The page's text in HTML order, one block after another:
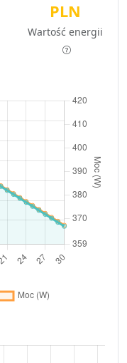
PLN
Wartość energii